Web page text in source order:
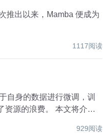
1117阅读
。 本文将介绍
929阅读